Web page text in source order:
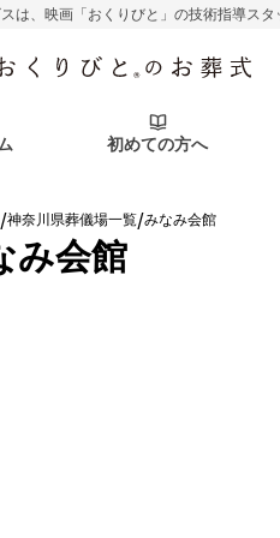
は、映画「おくりびと」の技術指導スタ
初めての方へ
の方へ 初めての方へ
リア 東京都
の声 ご葬儀事例
知識 葬儀の知識
の方へ 初めての方へ
知る スタッフ一覧
リア 東京都
エリア 札幌市
の声 ご葬儀事例
知識 葬儀の知識
/神奈川県葬儀場一覧/みなみ会館
み会館